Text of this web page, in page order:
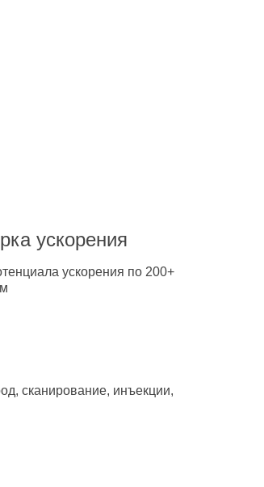
ускорения
ускорения по 200+
сканирование, инъекции,